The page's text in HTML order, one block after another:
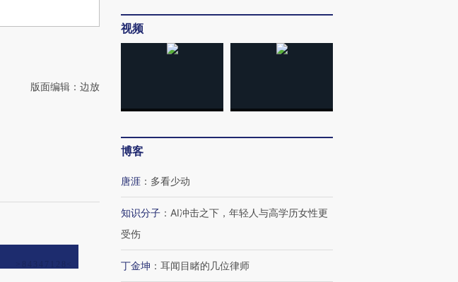
版面编辑：边放
视频
博客
唐涯 ： 多看少动
知识分子 ： AI冲击之下，年轻人与高学历女性更
受伤
丁金坤 ： 耳闻目睹的几位律师